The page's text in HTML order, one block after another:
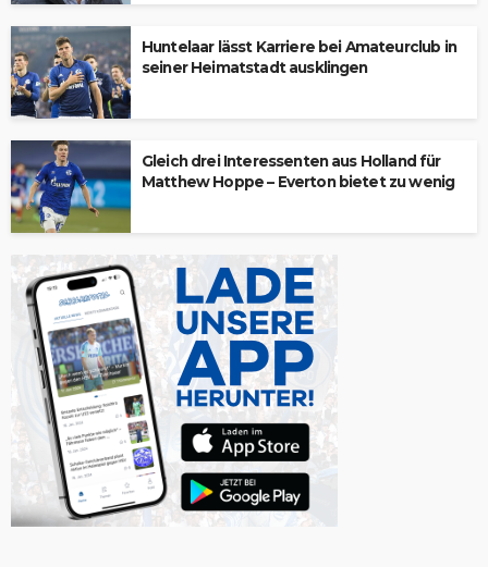
Huntelaar lässt Karriere bei Amateurclub in
seiner Heimatstadt ausklingen
Gleich drei Interessenten aus Holland für
Matthew Hoppe – Everton bietet zu wenig